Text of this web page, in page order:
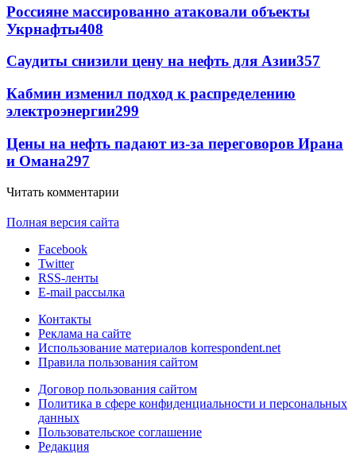
Россияне массированно атаковали объекты
Укрнафты408
Саудиты снизили цену на нефть для Азии357
Кабмин изменил подход к распределению
электроэнергии299
Цены на нефть падают из-за переговоров Ирана
и Омана297
Читать комментарии
Полная версия сайта
Facebook
Twitter
RSS-ленты
E-mail рассылка
Контакты
Реклама на сайте
Использование материалов korrespondent.net
Правила пользования сайтом
Договор пользования сайтом
Политика в сфере конфиденциальности и персональных
данных
Пользовательское соглашение
Редакция